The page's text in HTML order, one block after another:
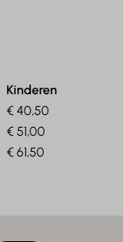
Kinderen
€ 40,50
€ 51,00
€ 61,50